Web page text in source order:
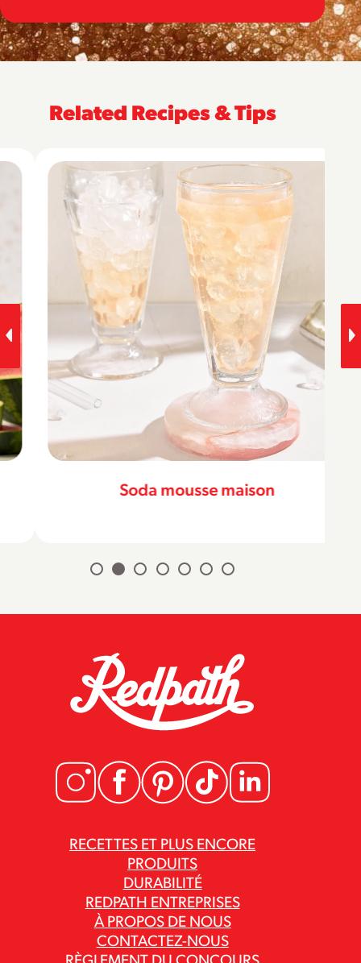
Related Recipes & Tips
Soda mousse maison
RECETTES ET PLUS ENCORE
PRODUITS
DURABILITÉ
REDPATH ENTREPRISES
À PROPOS DE NOUS
CONTACTEZ-NOUS
RÈGLEMENT DU CONCOURS